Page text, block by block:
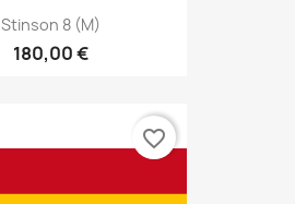
Stinson 8 (M)
180,00 €
favorite_border